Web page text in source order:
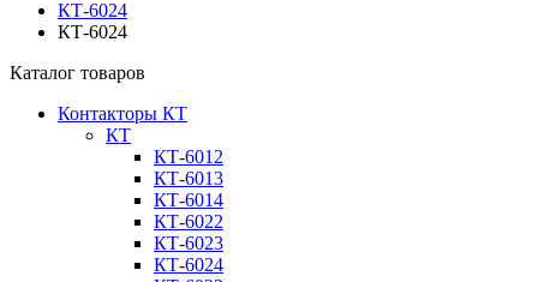
КТ-6024
КТ-6024
Каталог товаров
Контакторы КТ
КТ
КТ-6012
КТ-6013
КТ-6014
КТ-6022
КТ-6023
КТ-6024